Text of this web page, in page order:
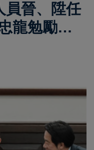
員晉、陞任
龍勉勵以